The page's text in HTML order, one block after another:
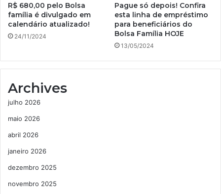
R$ 680,00 pelo Bolsa
família é divulgado em
calendário atualizado!
24/11/2024
Pague só depois! Confira
esta linha de empréstimo
para beneficiários do
Bolsa Família HOJE
13/05/2024
Archives
julho 2026
maio 2026
abril 2026
janeiro 2026
dezembro 2025
novembro 2025